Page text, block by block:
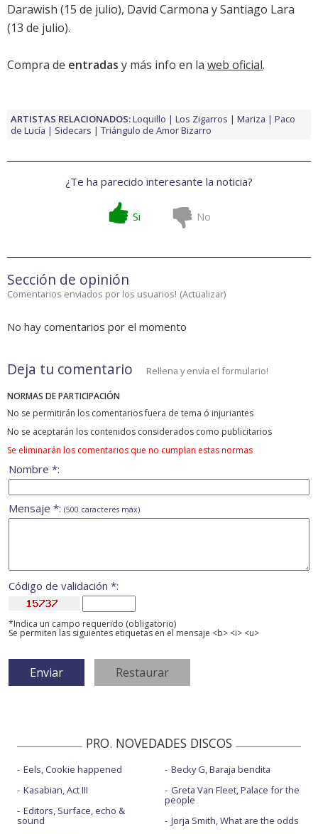
Darawish (15 de julio), David Carmona y Santiago Lara
(13 de julio).
Compra de entradas y más info en la web oficial.
ARTISTAS RELACIONADOS:Loquillo Los Zigarros Mariza
Paco
de Lucía
Sidecars Triángulo de Amor Bizarro
¿Te ha parecido interesante la noticia?
Si No
Sección de opinión
Comentarios enviados por los usuarios! (Actualizar)
No hay comentarios por el momento
Deja tu comentario Rellena y envía el formulario!
NORMAS DE PARTICIPACIÓN
No se permitirán los comentarios fuera de tema ó injuriantes
No se aceptarán los contenidos considerados como publicitarios
Se eliminarán los comentarios que no cumplan estas normas
Nombre *:
Mensaje *: (500 caracteres máx)
Código de validación *:
*Indica un campo requerido (obligatorio)
Se permiten las siguientes etiquetas en el mensaje <b> <i> <u>
PRO. NOVEDADES DISCOS
Eels, Cookie happened
Kasabian, Act III
Editors, Surface, echo &
sound
Becky G, Baraja bendita
Greta Van Fleet, Palace for the
people
Jorja Smith, What are the odds